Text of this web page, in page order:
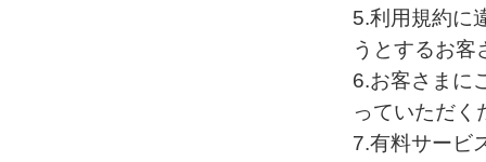
5.利用規約に
うとするお客
6.お客さまに
っていただく
7.有料サービ